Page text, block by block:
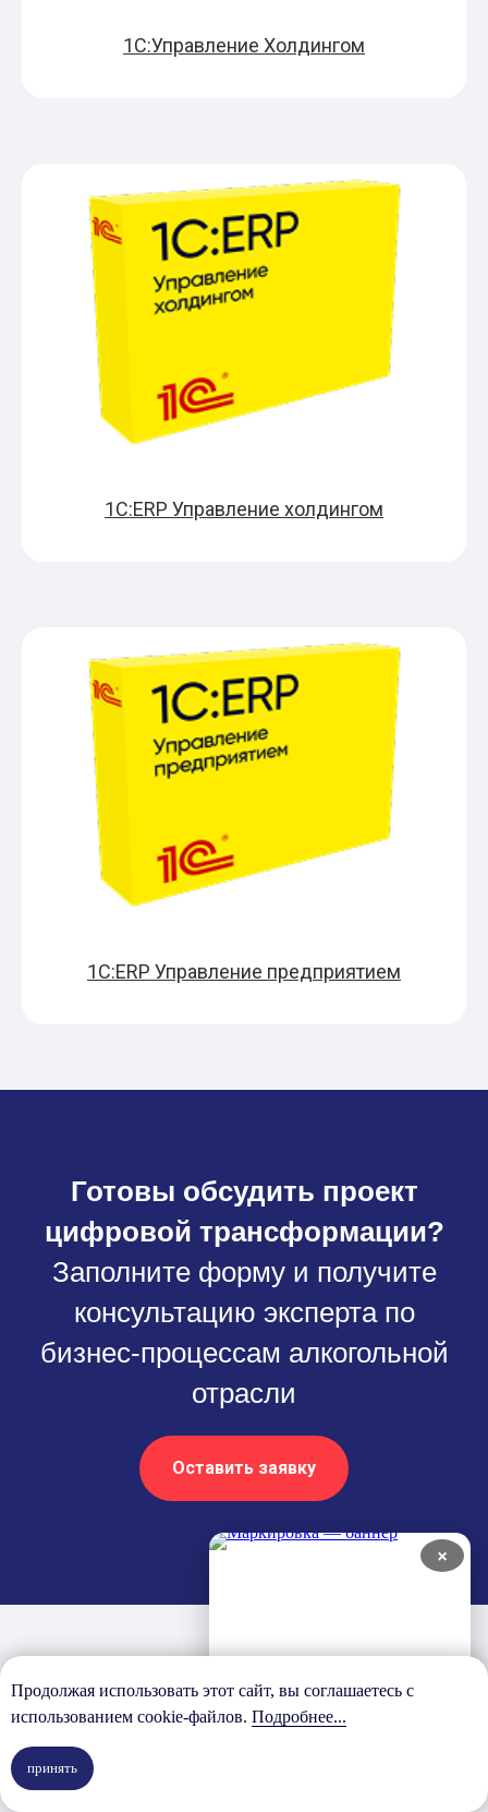
1С:Управление Холдингом
1С:ERP Управление холдингом
1С:ERP Управление предприятием
Готовы обсудить проект
цифровой трансформации?
Заполните форму и получите
консультацию эксперта по
бизнес-процессам алкогольной
отрасли
Оставить заявку
Кейсы внедрения
Продолжая использовать этот сайт, вы соглашаетесь с
использованием cookie-файлов. Подробнее...
принять
×